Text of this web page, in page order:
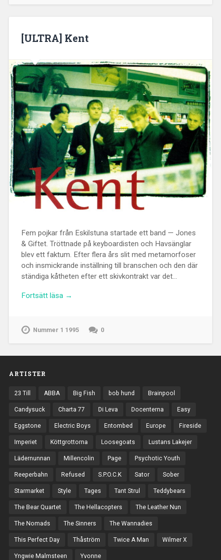
[ULTRA] Kent
Fem pojkar från Eskilstuna startade ett band — Jones
& Giftet. Tröttnade på keyboardisten och Havsänglar
blev ett faktum. Efter flera års slit med metamorfoser
och insmickrande inställning till branschen och den där
ständiga kåtheten efter ett skivkontrakt var det…
Fortsätt läsa →
Nummer 1 1995 0
ARTISTER
23 Till ABBA Big Fish bob hund Brainpool
Candysuck Charta 77 Di Leva Docenterna Easy
Eggstone Electric Boys Entombed Europe Fireside
Imperiet Köttgrottorna Loosegoats Lustans Lakejer
Lädernunnan Millencolin Page Psychotic Youth
Reeperbahn Refused S.P.O.C.K Sator Sober
Starmarket Style Tages Tant Strul Teddybears
The Bear Quartet The Hellacopters The Leather Nun
The Nomads The Sinners The Wannadies
This Perfect Day Thåström Twice A Man Wilmer X
Yngwie Malmsteen Yvonne